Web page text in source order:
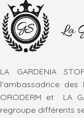
LA GARDENIA
l’ambassadrice des
ORODERM et LA
regroupe différents